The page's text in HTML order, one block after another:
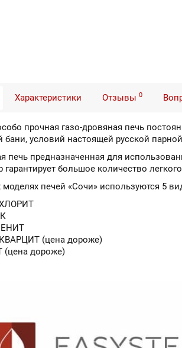
Характеристики Отзывы 0
прочная газо-дровяная печь
бани, условий настоящей русской
печь предназначенная для
гарантирует большое количество
моделях печей «Сочи» используются 5
(цена дороже)
дороже)